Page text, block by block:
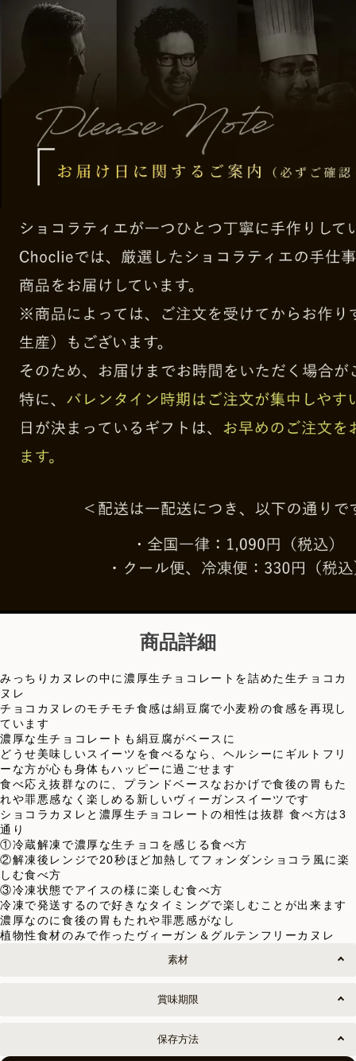
商品詳細
みっちりカヌレの中に濃厚生チョコレートを詰めた生チョコカ
ヌレ
チョコカヌレのモチモチ食感は絹豆腐で小麦粉の食感を再現し
ています
濃厚な生チョコレートも絹豆腐がベースに
どうせ美味しいスイーツを食べるなら、ヘルシーにギルトフリ
ーな方が心も身体もハッピーに過ごせます
食べ応え抜群なのに、プランドベースなおかげで食後の胃もた
れや罪悪感なく楽しめる新しいヴィーガンスイーツです
ショコラカヌレと濃厚生チョコレートの相性は抜群 食べ方は3
通り
①冷蔵解凍で濃厚な生チョコを感じる食べ方
②解凍後レンジで20秒ほど加熱してフォンダンショコラ風に楽
しむ食べ方
③冷凍状態でアイスの様に楽しむ食べ方
冷凍で発送するので好きなタイミングで楽しむことが出来ます
濃厚なのに食後の胃もたれや罪悪感がなし
植物性食材のみで作ったヴィーガン＆グルテンフリーカヌレ
素材
賞味期限
保存方法